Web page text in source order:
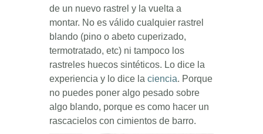
de un nuevo rastrel y la vuelta a
montar. No es válido cualquier rastrel
blando (pino o abeto cuperizado,
termotratado, etc) ni tampoco los
rastreles huecos sintéticos. Lo dice la
experiencia y lo dice la ciencia. Porque
no puedes poner algo pesado sobre
algo blando, porque es como hacer un
rascacielos con cimientos de barro.